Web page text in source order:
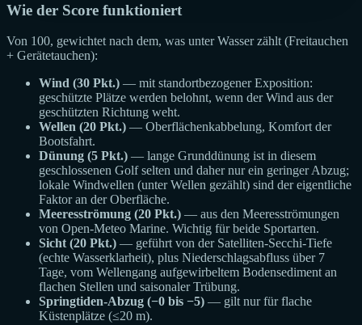
Wie der Score funktioniert
Von 100, gewichtet nach dem, was unter Wasser zählt (Freitauchen
+ Gerätetauchen):
Wind (30 Pkt.) — mit standortbezogener Exposition:
geschützte Plätze werden belohnt, wenn der Wind aus der
geschützten Richtung weht.
Wellen (20 Pkt.) — Oberflächenkabbelung, Komfort der
Bootsfahrt.
Dünung (5 Pkt.) — lange Grunddünung ist in diesem
geschlossenen Golf selten und daher nur ein geringer Abzug;
lokale Windwellen (unter Wellen gezählt) sind der eigentliche
Faktor an der Oberfläche.
Meeresströmung (20 Pkt.) — aus den Meeresströmungen
von Open-Meteo Marine. Wichtig für beide Sportarten.
Sicht (20 Pkt.) — geführt von der Satelliten-Secchi-Tiefe
(echte Wasserklarheit), plus Niederschlagsabfluss über 7
Tage, vom Wellengang aufgewirbeltem Bodensediment an
flachen Stellen und saisonaler Trübung.
Springtiden-Abzug (−0 bis −5) — gilt nur für flache
Küstenplätze (≤20 m).